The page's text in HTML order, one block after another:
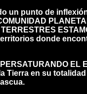
un punto de
donde
EL
Tierra en su